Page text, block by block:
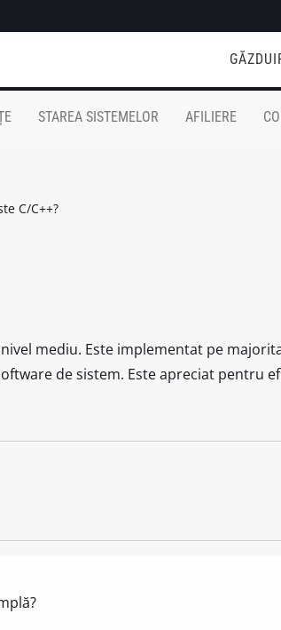
STAREA SISTEMELOR AFILIERE
C/C++?
mediu. Este implementat pe
de sistem. Este apreciat pentru